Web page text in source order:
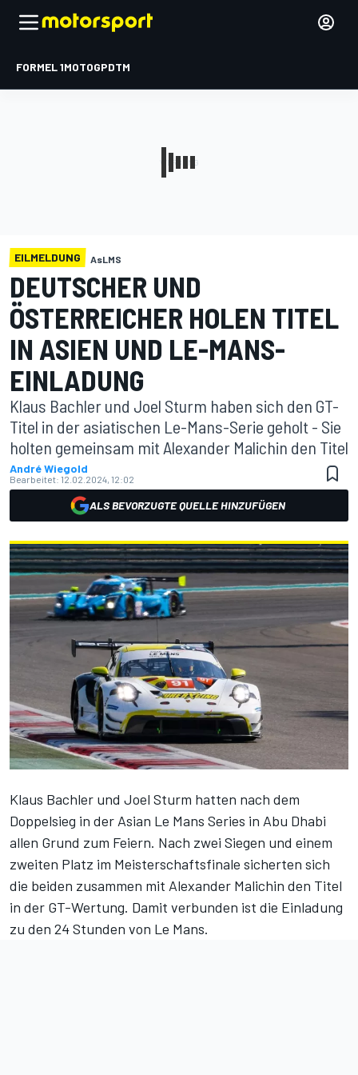
FORMEL 1MOTOGPDTM
EILMELDUNG AsLMS
DEUTSCHER UND
ÖSTERREICHER HOLEN TITEL
IN ASIEN UND LE-MANS-
EINLADUNG
Klaus Bachler und Joel Sturm haben sich den GT-
Titel in der asiatischen Le-Mans-Serie geholt - Sie
holten gemeinsam mit Alexander Malichin den Titel
André Wiegold
Bearbeitet: 12.02.2024, 12:02
ALS BEVORZUGTE QUELLE HINZUFÜGEN
Klaus Bachler und Joel Sturm hatten nach dem
Doppelsieg in der Asian Le Mans Series in Abu Dhabi
allen Grund zum Feiern. Nach zwei Siegen und einem
zweiten Platz im Meisterschaftsfinale sicherten sich
die beiden zusammen mit Alexander Malichin den Titel
in der GT-Wertung. Damit verbunden ist die Einladung
zu den 24 Stunden von Le Mans.